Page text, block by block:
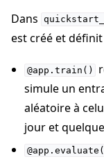
Dans
est créé et
@app.train()
simule un
aléatoire à
jour et